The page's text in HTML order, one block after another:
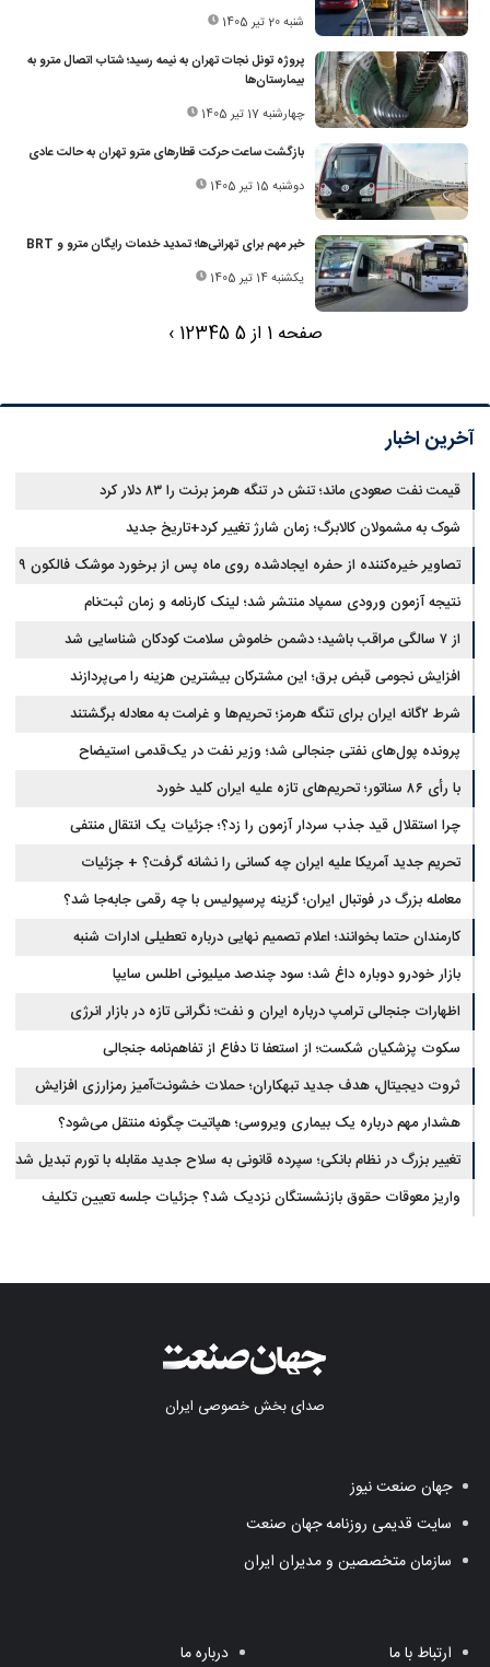
شنبه 20 تیر 1405
پروژه تونل نجات تهران به نیمه رسید؛ شتاب اتصال مترو به
بیمارستان‌ها
چهارشنبه 17 تیر 1405
بازگشت ساعت حرکت قطارهای مترو تهران به حالت عادی
دوشنبه 15 تیر 1405
خبر مهم برای تهرانی‌ها؛ تمدید خدمات رایگان مترو و BRT
یکشنبه 14 تیر 1405
صفحه 1 از 5 12345
›
آخرین اخبار
قیمت نفت صعودی ماند؛ تنش در تنگه هرمز برنت را ۸۳ دلار کرد
شوک به مشمولان کالابرگ؛ زمان شارژ تغییر کرد+تاریخ جدید
تصاویر خیره‌کننده از حفره ایجادشده روی ماه پس از برخورد موشک فالکون ۹
نتیجه آزمون ورودی سمپاد منتشر شد؛ لینک کارنامه و زمان ثبت‌نام
از ۷ سالگی مراقب باشید؛ دشمن خاموش سلامت کودکان شناسایی شد
افزایش نجومی قبض برق؛ این مشترکان بیشترین هزینه را می‌پردازند
شرط ۲گانه ایران برای تنگه هرمز؛ تحریم‌ها و غرامت به معادله برگشتند
پرونده پول‌های نفتی جنجالی شد؛ وزیر نفت در یک‌قدمی استیضاح
با رأی ۸۶ سناتور؛ تحریم‌های تازه علیه ایران کلید خورد
چرا استقلال قید جذب سردار آزمون را زد؟؛ جزئیات یک انتقال منتفی
تحریم جدید آمریکا علیه ایران چه کسانی را نشانه گرفت؟ + جزئیات
معامله بزرگ در فوتبال ایران؛ گزینه پرسپولیس با چه رقمی جابه‌جا شد؟
کارمندان حتما بخوانند؛ اعلام تصمیم نهایی درباره تعطیلی ادارات شنبه
بازار خودرو دوباره داغ شد؛ سود چندصد میلیونی اطلس سایپا
اظهارات جنجالی ترامپ درباره ایران و نفت؛ نگرانی تازه در بازار انرژی
سکوت پزشکیان شکست؛ از استعفا تا دفاع از تفاهم‌نامه جنجالی
ثروت دیجیتال، هدف جدید تبهکاران؛ حملات خشونت‌آمیز رمزارزی افزایش
یافت
هشدار مهم درباره یک بیماری ویروسی؛ هپاتیت چگونه منتقل می‌شود؟
تغییر بزرگ در نظام بانکی؛ سپرده قانونی به سلاح جدید مقابله با تورم تبدیل شد
واریز معوقات حقوق بازنشستگان نزدیک شد؟ جزئیات جلسه تعیین تکلیف
صدای بخش خصوصی ایران
جهان صنعت نیوز
سایت قدیمی روزنامه جهان صنعت
سازمان متخصصین و مدیران ایران
ارتباط با ما درباره ما